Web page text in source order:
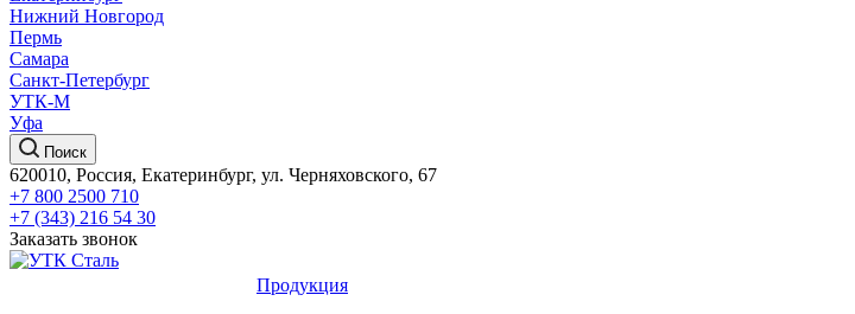
Нижний Новгород
Пермь
Самара
Санкт-Петербург
УТК-М
Уфа
Поиск
620010, Россия, Екатеринбург, ул. Черняховского, 67
+7 800 2500 710
+7 (343) 216 54 30
Заказать звонок
Продукция